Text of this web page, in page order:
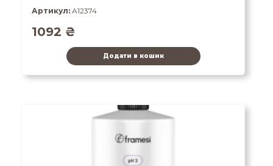
Артикул: A12374
1092 ₴
Додати в кошик